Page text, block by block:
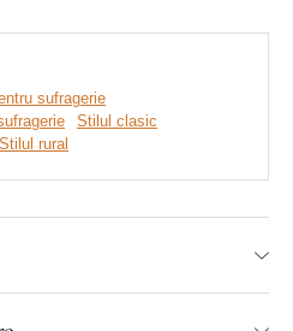
sufragerie
Stilul clasic
Stilul rural